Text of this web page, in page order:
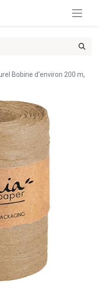
Bobine d'environ 200 m,